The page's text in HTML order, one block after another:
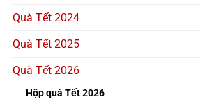
Quà Tết 2024
Quà Tết 2025
Quà Tết 2026
Hộp quà Tết 2026